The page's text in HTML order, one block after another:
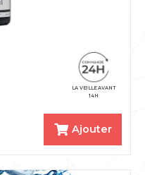
LA VEILLE AVANT
14H
Ajouter